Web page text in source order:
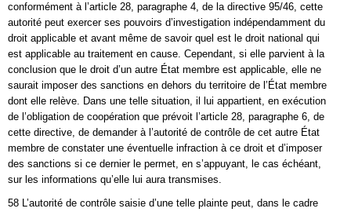
conformément à l’article 28, paragraphe 4, de la directive 95/46, cette
autorité peut exercer ses pouvoirs d’investigation indépendamment du
droit applicable et avant même de savoir quel est le droit national qui
est applicable au traitement en cause. Cependant, si elle parvient à la
conclusion que le droit d’un autre État membre est applicable, elle ne
saurait imposer des sanctions en dehors du territoire de l’État membre
dont elle relève. Dans une telle situation, il lui appartient, en exécution
de l’obligation de coopération que prévoit l’article 28, paragraphe 6, de
cette directive, de demander à l’autorité de contrôle de cet autre État
membre de constater une éventuelle infraction à ce droit et d’imposer
des sanctions si ce dernier le permet, en s’appuyant, le cas échéant,
sur les informations qu’elle lui aura transmises.
58 L’autorité de contrôle saisie d’une telle plainte peut, dans le cadre